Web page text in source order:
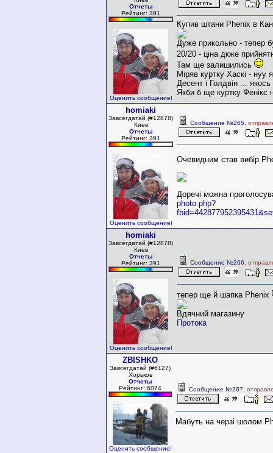
Отчеты
Рейтинг: 391
Оценить сообщение!
Купив штани Phenix в
Дуже прикольно - тепер
20/20 - ціна дкже
Там ще залишились
Міряв куртку Хаскі - нуу
Десент і Голдвін ...
Якби б ще куртку Фенікс
homiaki
Завсегдатай (#12878)
Киев
Отчеты
Рейтинг: 391
Оценить сообщение!
Сообщение №265 ,
Очевидним став вибір
Доречі можна
photo.php?
fbid=442877952395
homiaki
Завсегдатай (#12878)
Киев
Отчеты
Рейтинг: 391
Оценить сообщение!
Сообщение №266 ,
тепер ще й шапка Phenix
Вдячний магазину
Протока
ZBISHKO
Завсегдатай (#6127)
Хорьков
Отчеты
Рейтинг: 6074
Оценить сообщение!
Сообщение №267 ,
Мабуть на черзi шолом